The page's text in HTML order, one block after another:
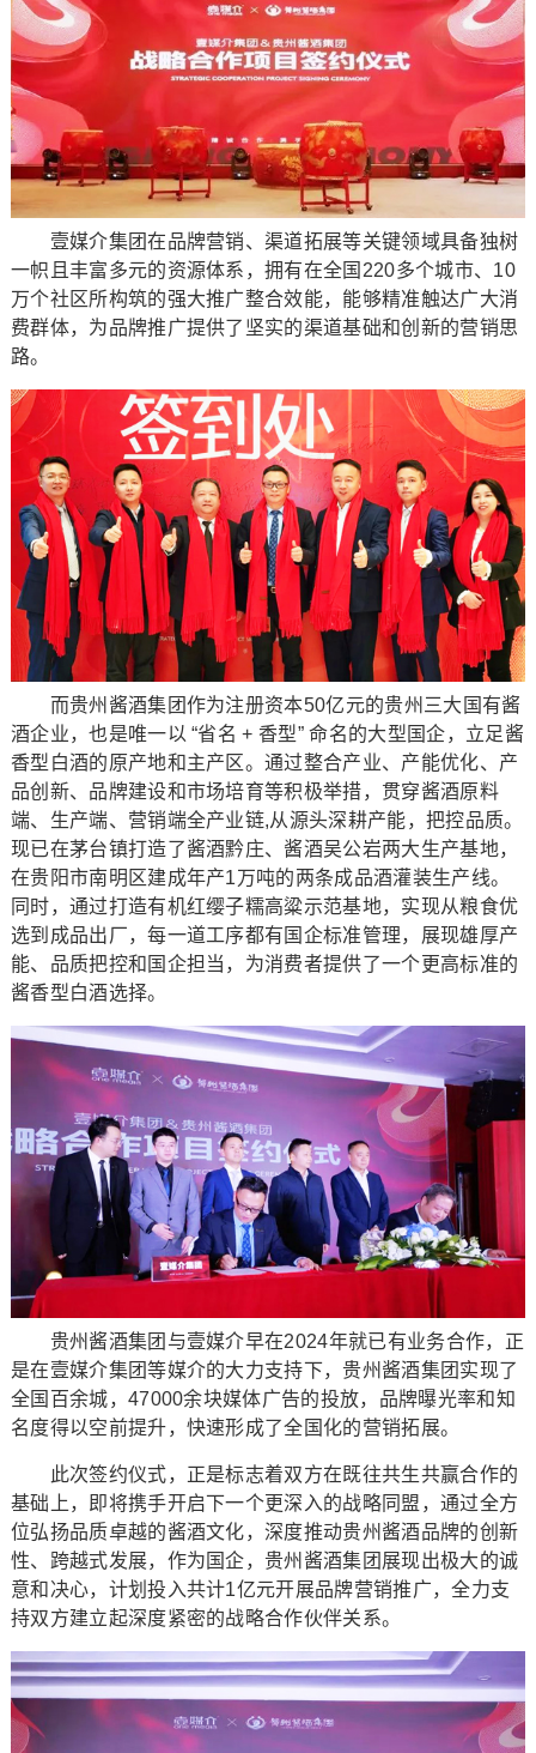
壹媒介集团在品牌营销、渠道拓展等关键领域具备独树
一帜且丰富多元的资源体系，拥有在全国220多个城市、10
万个社区所构筑的强大推广整合效能，能够精准触达广大消
费群体，为品牌推广提供了坚实的渠道基础和创新的营销思
路。
而贵州酱酒集团作为注册资本50亿元的贵州三大国有酱
酒企业，也是唯一以 “省名 + 香型” 命名的大型国企，立足酱
香型白酒的原产地和主产区。通过整合产业、产能优化、产
品创新、品牌建设和市场培育等积极举措，贯穿酱酒原料
端、生产端、营销端全产业链,从源头深耕产能，把控品质。
现已在茅台镇打造了酱酒黔庄、酱酒吴公岩两大生产基地，
在贵阳市南明区建成年产1万吨的两条成品酒灌装生产线。
同时，通过打造有机红缨子糯高粱示范基地，实现从粮食优
选到成品出厂，每一道工序都有国企标准管理，展现雄厚产
能、品质把控和国企担当，为消费者提供了一个更高标准的
酱香型白酒选择。
贵州酱酒集团与壹媒介早在2024年就已有业务合作，正
是在壹媒介集团等媒介的大力支持下，贵州酱酒集团实现了
全国百余城，47000余块媒体广告的投放，品牌曝光率和知
名度得以空前提升，快速形成了全国化的营销拓展。
此次签约仪式，正是标志着双方在既往共生共赢合作的
基础上，即将携手开启下一个更深入的战略同盟，通过全方
位弘扬品质卓越的酱酒文化，深度推动贵州酱酒品牌的创新
性、跨越式发展，作为国企，贵州酱酒集团展现出极大的诚
意和决心，计划投入共计1亿元开展品牌营销推广，全力支
持双方建立起深度紧密的战略合作伙伴关系。